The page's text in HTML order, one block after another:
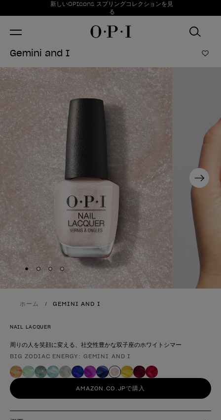
お得情報新しいOPIcons スプリングコレクションを見
る
Item 1 of 1
Gemini and I ほ
Next
Skip to slide 1
Skip to slide2
Skip to slide3
Skip to slide 4
ホーム GEMINI AND I
NAIL LACQUER
周りの人を笑顔に変える、社交性豊かな双子座のホワイトシマー
製品形態
BIG ZODIAC ENERGY: GEMINI AND I
AMAZON.CO.JPで購入